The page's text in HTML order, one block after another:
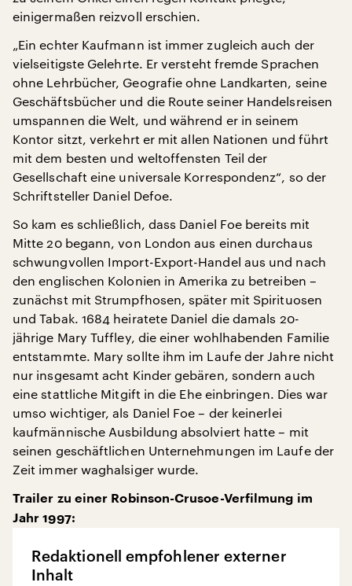
einigermaßen reizvoll erschien.
„Ein echter Kaufmann ist immer zugleich auch der
vielseitigste Gelehrte. Er versteht fremde Sprachen
ohne Lehrbücher, Geografie ohne Landkarten, seine
Geschäftsbücher und die Route seiner Handelsreisen
umspannen die Welt, und während er in seinem
Kontor sitzt, verkehrt er mit allen Nationen und führt
mit dem besten und weltoffensten Teil der
Gesellschaft eine universale Korrespondenz“, so der
Schriftsteller Daniel Defoe.
So kam es schließlich, dass Daniel Foe bereits mit
Mitte 20 begann, von London aus einen durchaus
schwungvollen Import-Export-Handel aus und nach
den englischen Kolonien in Amerika zu betreiben –
zunächst mit Strumpfhosen, später mit Spirituosen
und Tabak. 1684 heiratete Daniel die damals 20-
jährige Mary Tuffley, die einer wohlhabenden Familie
entstammte. Mary sollte ihm im Laufe der Jahre nicht
nur insgesamt acht Kinder gebären, sondern auch
eine stattliche Mitgift in die Ehe einbringen. Dies war
umso wichtiger, als Daniel Foe – der keinerlei
kaufmännische Ausbildung absolviert hatte – mit
seinen geschäftlichen Unternehmungen im Laufe der
Zeit immer waghalsiger wurde.
Trailer zu einer Robinson-Crusoe-Verfilmung im
Jahr 1997:
Redaktionell empfohlener externer
Inhalt